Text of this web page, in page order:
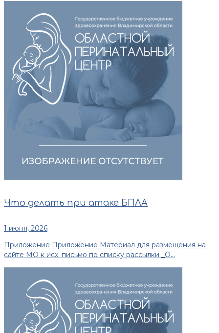
Что делать при атаке БПЛА
1 июня, 2026
Приложение Приложение Материал для размещения на
сайте МО к исх. письмо по списку рассылки _О...